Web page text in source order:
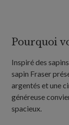
Pourquoi
Inspiré des
sapin Fraser
argentés et une
généreuse
spacieux.